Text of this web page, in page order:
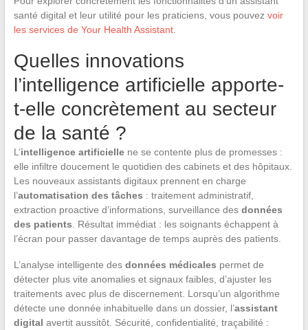
santé digital et leur utilité pour les praticiens, vous pouvez voir
les services de Your Health Assistant.
Quelles innovations
l’intelligence artificielle apporte-
t-elle concrètement au secteur
de la santé ?
L’intelligence artificiellene se contente plus de promesses :
elle infiltre doucement le quotidien des cabinets et des hôpitaux.
Les nouveaux assistants digitaux prennent en charge
l’automatisation des tâches : traitement administratif,
extraction proactive d’informations, surveillance des données
des patients . Résultat immédiat : les soignants échappent à
l’écran pour passer davantage de temps auprès des patients.
L’analyse intelligente des données médicales permet de
détecter plus vite anomalies et signaux faibles, d’ajuster les
traitements avec plus de discernement. Lorsqu’un algorithme
détecte une donnée inhabituelle dans un dossier, l’assistant
digital avertit aussitôt. Sécurité, confidentialité, traçabilité :